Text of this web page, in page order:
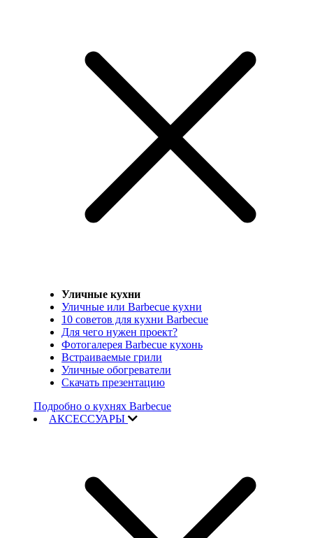
Уличные кухни
Уличные или Barbecue кухни
10 советов для кухни Barbecue
Для чего нужен проект?
Фотогалерея Barbecue кухонь
Встраиваемые грили
Уличные обогреватели
Скачать презентацию
Подробно о кухнях Barbecue
АКСЕССУАРЫ